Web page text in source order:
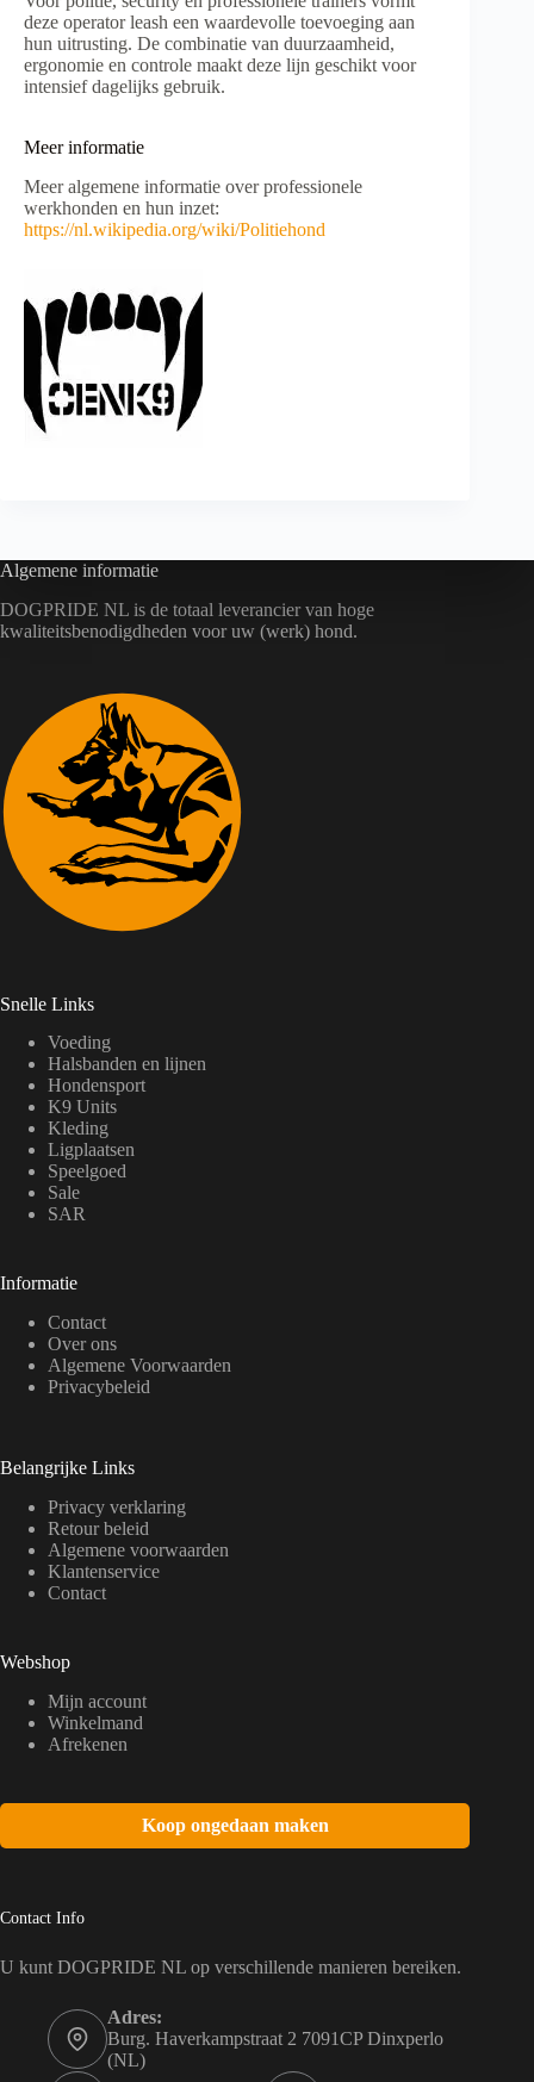
deze operator leash een waardevolle toevoeging aan
hun uitrusting. De combinatie van duurzaamheid,
ergonomie en controle maakt deze lijn geschikt voor
intensief dagelijks gebruik.
Meer informatie
Meer algemene informatie over professionele
werkhonden en hun inzet:
https://nl.wikipedia.org/wiki/Politiehond
Algemene informatie
DOGPRIDE NL is de totaal leverancier van hoge
kwaliteitsbenodigdheden voor uw (werk) hond.
Snelle Links
Voeding
Halsbanden en lijnen
Hondensport
K9 Units
Kleding
Ligplaatsen
Speelgoed
Sale
SAR
Informatie
Contact
Over ons
Algemene Voorwaarden
Privacybeleid
Belangrijke Links
Privacy verklaring
Retour beleid
Algemene voorwaarden
Klantenservice
Contact
Webshop
Mijn account
Winkelmand
Afrekenen
Koop ongedaan maken
Contact Info
U kunt DOGPRIDE NL op verschillende manieren bereiken.
Adres:
Burg. Haverkampstraat 2 7091CP Dinxperlo
(NL)